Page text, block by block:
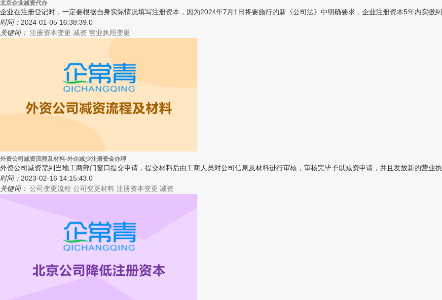
北京企业减资代办
企业在注册登记时，一定要根据自身实际情况填写注册资本，因为2024年7月1日将要施行的新《公司法》中明确要求，企业注册资本5年内实缴
时间： 2024-01-05 16:38:39.0
关键词： 注册资本变更 减资 营业执照变更
外资公司减资流程及材料-外企减少注册资金办理
外资公司减资需到当地工商部门窗口提交申请，提交材料后由工商人员对公司信息及材料进行审核，审核完毕予以减资申请，并且发放新的营业
时间： 2023-02-16 14:15:43.0
关键词： 公司变更流程 公司变更材料 注册资本变更 减资